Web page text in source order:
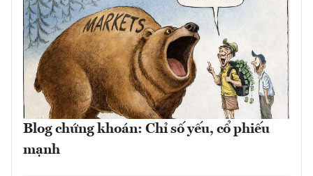
Blog chứng khoán: Chỉ số yếu, cổ phiếu
mạnh